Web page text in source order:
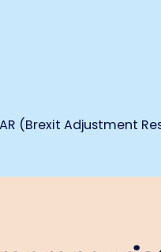
(Brexit Adjustment